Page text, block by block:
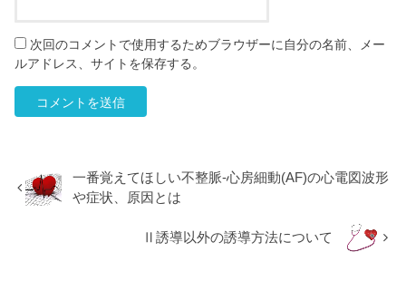
次回のコメントで使用するためブラウザーに自分の名前、メー
ルアドレス、サイトを保存する。
一番覚えてほしい不整脈‐心房細動(AF)の心電図波形
や症状、原因とは
Ⅱ誘導以外の誘導方法について